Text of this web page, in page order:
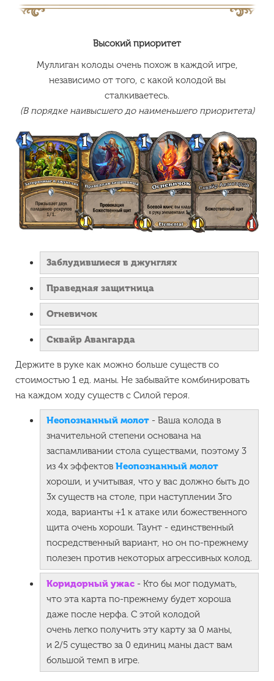
Высокий приоритет
Муллиган колоды очень похож в каждой игре,
независимо от того, с какой колодой вы
сталкиваетесь.
(В порядке наивысшего до наименьшего приоритета)
Заблудившиеся в джунглях
Праведная защитница
Огневичок
Сквайр Авангарда
Держите в руке как можно больше существ со
стоимостью 1 ед. маны. Не забывайте комбинировать
на каждом ходу существ с Силой героя.
Неопознанный молот - Ваша колода в
значительной степени основана на
заспамливании стола существами, поэтому 3
из 4х эффектов Неопознанный молот
хороши, и учитывая, что у вас должно быть до
3х существ на столе, при наступлении 3го
хода, варианты +1 к атаке или божественного
щита очень хороши. Таунт - единственный
посредственный вариант, но он по-прежнему
полезен против некоторых агрессивных колод.
Коридорный ужас - Кто бы мог подумать,
что эта карта по-прежнему будет хороша
даже после нерфа. С этой колодой
очень легко получить эту карту за 0 маны,
и 2/5 существо за 0 единиц маны даст вам
большой темп в игре.